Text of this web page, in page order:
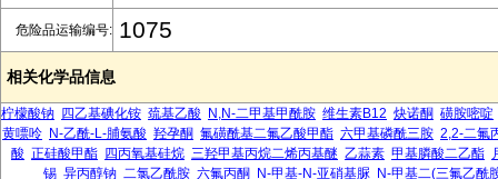
危险品运输编号: 1075
相关化学品信息
柠檬酸钠 四乙基碘化铵 巯基乙酸 N,N-二甲基甲酰胺 维生素B12 炔诺酮 磺胺嘧啶
黄嘌呤 N-乙酰-L-脯氨酸 羟孕酮 氟磺酰基二氟乙酸甲酯 六甲基磷酰三胺 2,2-二氟
酸 正硅酸甲酯 四丙氧基硅烷 三羟甲基丙烷二烯丙基醚 乙蒜素 甲基膦酸二乙酯
锡 异丙醇钠 二氯乙酰胺 六氟丙酮 N-甲基-N-亚硝基脲 N-甲基二(三氟乙酰